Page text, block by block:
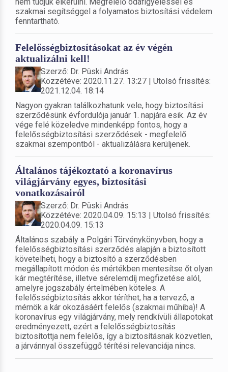
szakmai segítséggel a folyamatos biztosítási védelem
fenntartható.
Felelősségbiztosításokat az év végén
aktualizálni kell!
Szerző: Dr. Püski András
Közzétéve: 2020.11.27. 13:27 | Utolsó frissítés:
2021.12.04. 18:14
Nagyon gyakran találkozhatunk vele, hogy biztosítási
szerződésünk évfordulója január 1. napjára esik. Az év
vége felé közeledve mindenképp fontos, hogy a
felelősségbiztosítási szerződések - megfelelő
szakmai szempontból - aktualizálásra kerüljenek.
Általános tájékoztató a koronavírus
világjárvány egyes, biztosítási
vonatkozásairól
Szerző: Dr. Püski András
Közzétéve: 2020.04.09. 15:13 | Utolsó frissítés:
2020.04.09. 15:13
Általános szabály a Polgári Törvénykönyvben, hogy a
felelősségbiztosítási szerződés alapján a biztosított
követelheti, hogy a biztosító a szerződésben
megállapított módon és mértékben mentesítse őt olyan
kár megtérítése, illetve sérelemdíj megfizetése alól,
amelyre jogszabály értelmében köteles. A
felelősségbiztosítás akkor téríthet, ha a tervező, a
mérnök a kár okozásáért felelős (szakmai műhiba)! A
koronavírus egy világjárvány, mely rendkívüli állapotokat
eredményezett, ezért a felelősségbiztosítás
biztosítottja nem felelős, így a biztosításnak közvetlen,
a járvánnyal összefüggő térítési relevanciája nincs.